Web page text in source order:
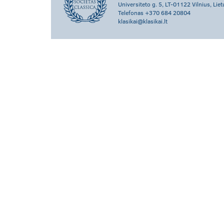
Universiteto g. 5, LT-01122 Vilnius,
Telefonas +370 684 20804
klasikai@klasikai.lt